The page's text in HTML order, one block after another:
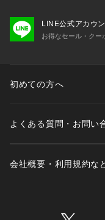
LINE公式アカウン
お得なセール・クー
初めての方へ
よくある質問・お問い
会社概要・利用規約な